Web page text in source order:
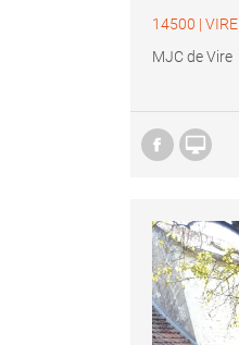
14500 | VIRE
MJC de Vire
